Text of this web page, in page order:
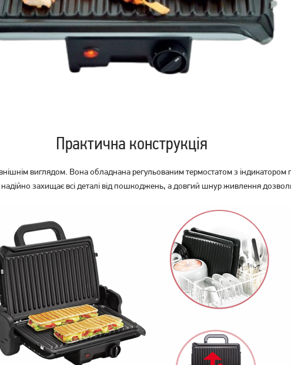
Практична конструкція
виглядом. Вона обладнана регульованим термостатом з
захищає всі деталі від пошкоджень, а довгий шнур живлення